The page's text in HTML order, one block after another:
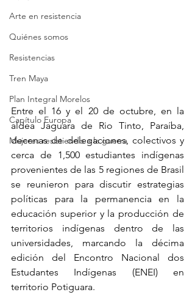
Arte en resistencia
Quiénes somos
Resistencias
Tren Maya
Plan Integral Morelos
Capítulo Europa
Mujeres resistiendo a la guerra
Entre el 16 y el 20 de octubre, en la
aldea Jaguara de Rio Tinto, Paraíba,
decenas de delegaciones, colectivos y
cerca de 1,500 estudiantes indígenas
provenientes de las 5 regiones de Brasil
se reunieron para discutir estrategias
políticas para la permanencia en la
educación superior y la producción de
territorios indígenas dentro de las
universidades, marcando la décima
edición del Encontro Nacional dos
Estudantes Indígenas (ENEI) en
territorio Potiguara.